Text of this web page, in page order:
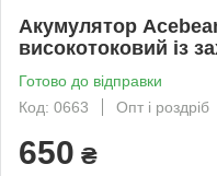
Акумулятор
високотоковий із
Готово до відправки
Код: 0663
Опт і роздріб
650 ₴